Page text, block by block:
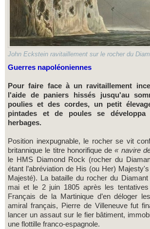
John Eckstein ravitaillement sur le rocher du
Guerres napoléoniennes
Pour faire face à un ravitaillement
l'aide de paniers hissés jusqu'au
poulies et des cordes, un petit
pintades et de poules se
herbages.
Position inexpugnable, le rocher se vit
britannique le titre honorifique de« navire
le HMS Diamond Rock (rocher du
étant l’abréviation de His (ou Her)
Majesté). La bataille du rocher du
mai et le 2 juin 1805 après les tentatives
Français de la Martinique d’en déloger
amiral français, Pierre de Villeneuve fut
lancer un assaut sur le fier bâtiment,
une flottille franco-espagnole.